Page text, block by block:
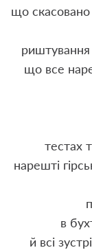
що скасовано
риштування
що все
тестах
нарешті
в
й всі